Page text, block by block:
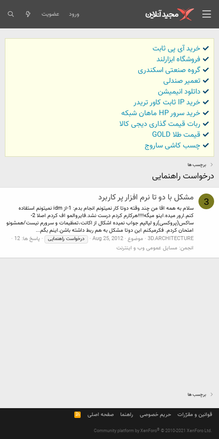
ورود عضویت
خرید آی پی ثابت
فروشگاه ابزارلند
گروه صنعتی اسکندری
تعمیر صندلی
داتلود انیمیشن
خرید IP ثابت کاور تریدر
خرید سرور HP ماهان شبکه
ربات قیمت گذاری دیجی کالا
قیمت طلا GOLD
چسب کاشی ساروج
برچسب ها
درخواست راهنمایی
3 مشکل با دو تا نرم افزار پر کاربرد
سلام به همه اقا من چند وقته دوتا کار نمیتونم انجام بدم: 1-از idm نمیتونم استفاده
کنم.ارور میده.اینو میگه!!!!هرکارم کردم درست نشد.فایروالمو اف کردم اصلا 2-
ساکس(پروکسی)رو لپالپم جواب نمیده اشکال از اکانت،تمظیمات و سرورم نیست/همشونو
امتحان کردم. فکرمیکنم این دوتا مشکل به هم ربط داشته باشن.اینم بگم...
3D.ARCHITECTURE موضوع Aug 25, 2012 درخواست راهنمایی
پاسخ ها: 12
انجمن: مسایل عمومی وب و اینترنت
برچسب ها
قوانین و مقرّرات حریم خصوصی راهنما صفحه اصلی
R
S
Community platform by XenForo® © 2010-2021 XenForo Ltd.